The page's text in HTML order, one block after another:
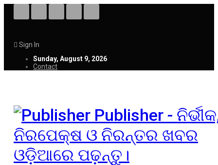
Sign In
Sunday, August 9, 2026
Contact
Publisher -
ନିରପେକ୍ଷ ଓ ନିରନ୍ତର ଖବର
ଓଡ଼ିଆରେ ପଢ଼ନ୍ତୁ।